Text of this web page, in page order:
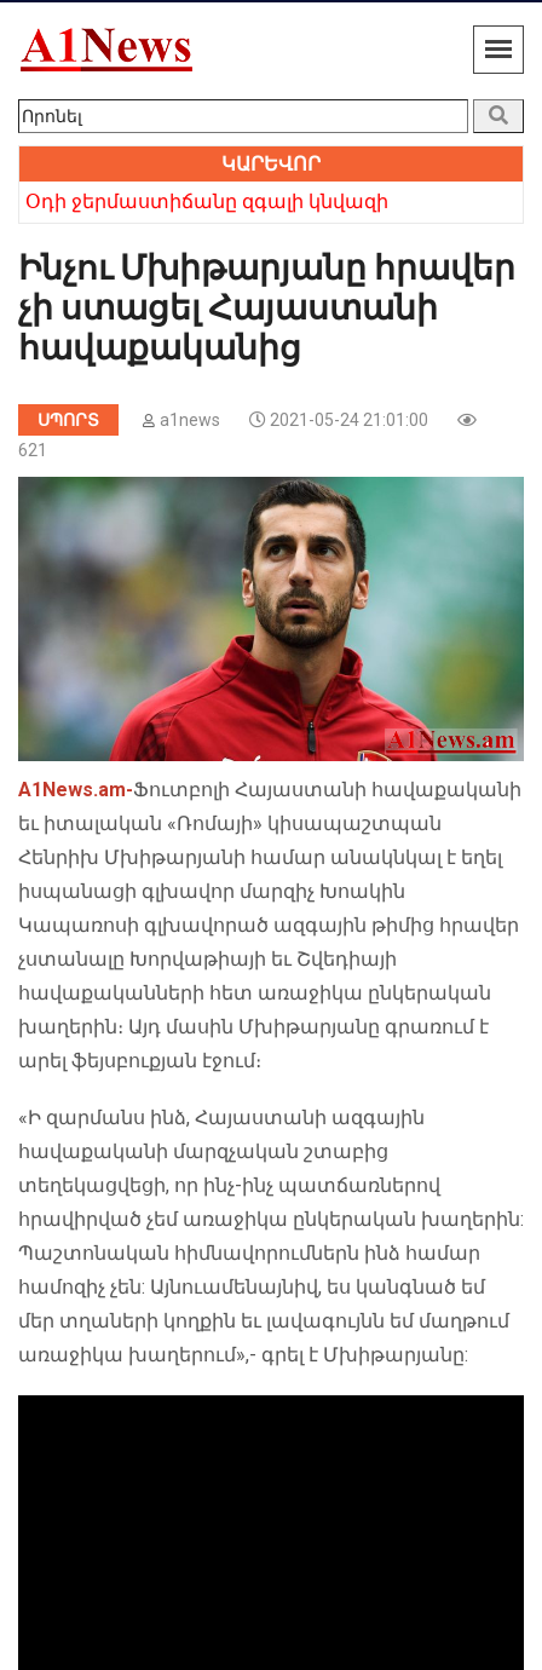
ԿԱՐԵՎՈՐ
Օդի ջերմաստիճանը զգալի կնվազի
Ինչու Մխիթարյանը հրավեր
չի ստացել Հայաստանի
հավաքականից
ՍՊՈՐՏ a1news
2021-05-24 21:01:00
621
A1News.am-Ֆուտբոլի Հայաստանի հավաքականի
եւ իտալական «Ռոմայի» կիսապաշտպան
Հենրիխ Մխիթարյանի համար անակնկալ է եղել
իսպանացի գլխավոր մարզիչ Խոակին
Կապառոսի գլխավորած ազգային թիմից հրավեր
չստանալը Խորվաթիայի եւ Շվեդիայի
հավաքականների հետ առաջիկա ընկերական
խաղերին։ Այդ մասին Մխիթարյանը գրառում է
արել ֆեյսբուքյան էջում։
«Ի զարմանս ինձ, Հայաստանի ազգային
հավաքականի մարզչական շտաբից
տեղեկացվեցի, որ ինչ-ինչ պատճառներով
հրավիրված չեմ առաջիկա ընկերական խաղերին:
Պաշտոնական հիմնավորումներն ինձ համար
համոզիչ չեն: Այնուամենայնիվ, ես կանգնած եմ
մեր տղաների կողքին եւ լավագույնն եմ մաղթում
առաջիկա խաղերում»,- գրել է Մխիթարյանը: